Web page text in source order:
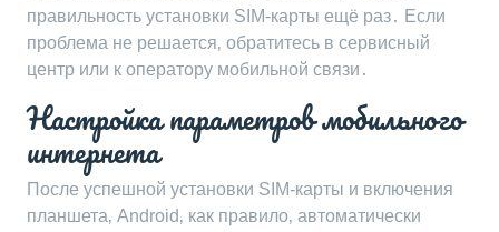
правильность установки SIM-карты ещё раз․ Если
проблема не решается‚ обратитесь в сервисный
центр или к оператору мобильной связи․
Настройка параметров мобильного
интернета
После успешной установки SIM-карты и включения
планшета‚ Android‚ как правило‚ автоматически